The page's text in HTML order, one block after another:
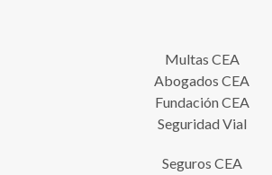
Multas CEA
Abogados CEA
Fundación CEA
Seguridad Vial
Seguros CEA